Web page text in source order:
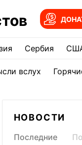
Сербия
вслух
НОВОСТИ
Последние